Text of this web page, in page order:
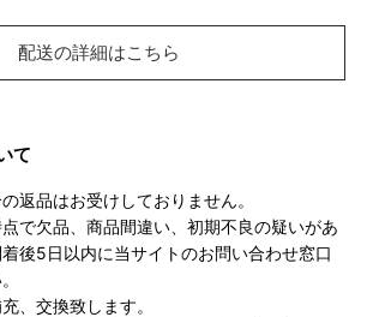
配送の詳細はこちら
て
返品はお受けしておりません。
で欠品、商品間違い、初期不良の疑いがあ
後5日以内に当サイトのお問い合わせ窓口
、交換致します。